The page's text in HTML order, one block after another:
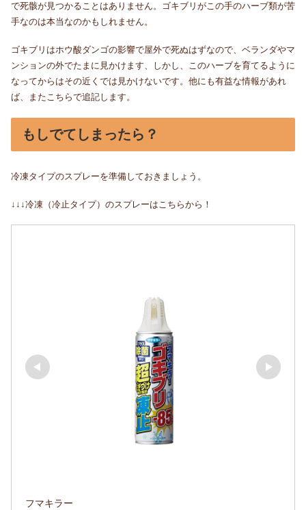
で死骸が見つかることはありません。ゴキブリがこの手のハーブ類が苦
手なのは本当なのかもしれません。
ゴキブリはホウ酸ダンゴの影響で屋外で死ぬはずなので、ベランダやマ
ンションの外でたまに見かけます、しかし、このハーブを育てるように
なってからはその近くでは見かけないです。他にも有益な情報があれ
ば、またこちらで追記します。
もしでてしまったら？
冷凍タイプのスプレーを準備しておきましょう。
↓↓↓冷凍（冷止タイプ）のスプレーはこちらから！
フマキラー